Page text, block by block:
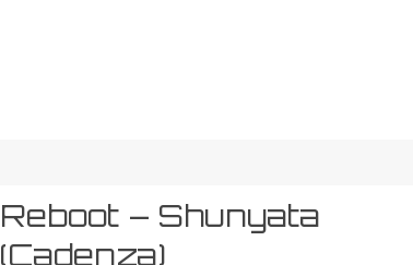
Reboot – Shunyata
(Cadenza)